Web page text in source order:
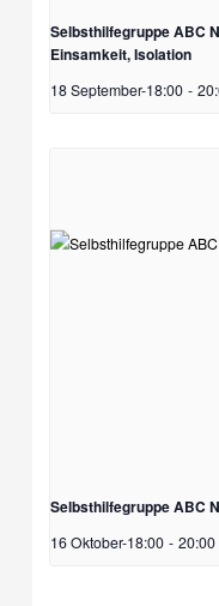
Selbsthilfegruppe ABC
Einsamkeit, Isolation
18 September-18:00 -
Selbsthilfegruppe ABC
16 Oktober-18:00 - 20:00